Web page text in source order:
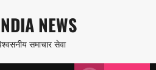
NEWS
समाचार सेवा